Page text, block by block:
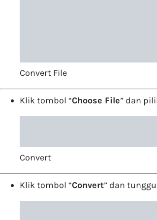
Convert File
Klik tombol “Choose File” dan
Convert
Klik tombol “Convert” dan